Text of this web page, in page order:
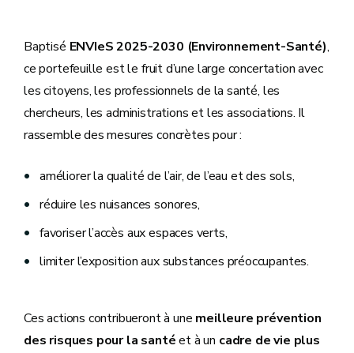
Baptisé ENVIeS 2025-2030 (Environnement-Santé),
ce portefeuille est le fruit d’une large concertation avec
les citoyens, les professionnels de la santé, les
chercheurs, les administrations et les associations. Il
rassemble des mesures concrètes pour :
améliorer la qualité de l’air, de l’eau et des sols,
réduire les nuisances sonores,
favoriser l’accès aux espaces verts,
limiter l’exposition aux substances préoccupantes.
Ces actions contribueront à une meilleure prévention
des risques pour la santéet à un cadre de vie plus